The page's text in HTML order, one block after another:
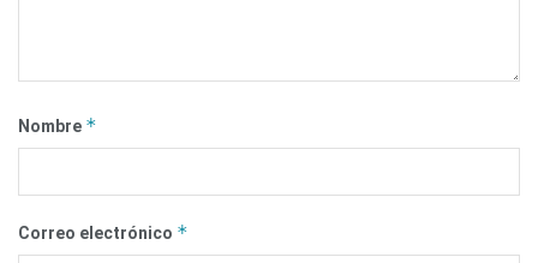
Nombre *
Correo electrónico *